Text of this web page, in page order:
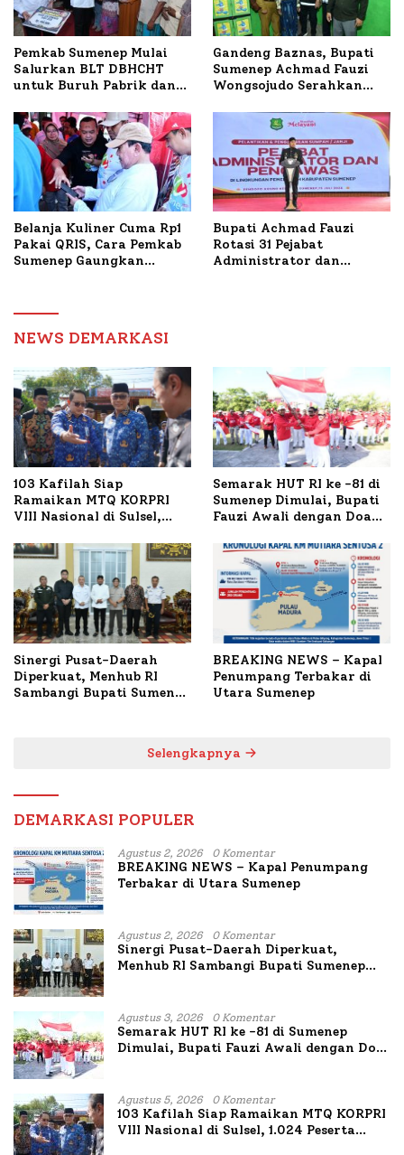
Pemkab Sumenep Mulai
Salurkan BLT DBHCHT
untuk Buruh Pabrik dan
Gandeng Baznas, Bupati
Sumenep Achmad Fauzi
Wongsojudo Serahkan
Dua Kecamatan
Belanja Kuliner Cuma Rp1
Pakai QRIS, Cara Pemkab
Sumenep Gaungkan
Bupati Achmad Fauzi
Rotasi 31 Pejabat
Administrator dan
NEWS DEMARKASI
103 Kafilah Siap
Ramaikan MTQ KORPRI
VIII Nasional di Sulsel,
Semarak HUT RI ke -81 di
Sumenep Dimulai, Bupati
Fauzi Awali dengan Doa
Terbakar
Sinergi Pusat-Daerah
Diperkuat, Menhub RI
Sambangi Bupati Sumenep
BREAKING NEWS – Kapal
Penumpang Terbakar di
Utara Sumenep
Selengkapnya
DEMARKASI POPULER
Agustus 2, 2026 0 Komentar
BREAKING NEWS – Kapal Penumpang
Terbakar di Utara Sumenep
Agustus 2, 2026 0 Komentar
Sinergi Pusat-Daerah Diperkuat,
Menhub RI Sambangi Bupati Sumenep
Agustus 3, 2026 0 Komentar
Semarak HUT RI ke -81 di Sumenep
Dimulai, Bupati Fauzi Awali dengan Doa
Agustus 5, 2026 0 Komentar
103 Kafilah Siap Ramaikan MTQ KORPRI
VIII Nasional di Sulsel, 1.024 Peserta